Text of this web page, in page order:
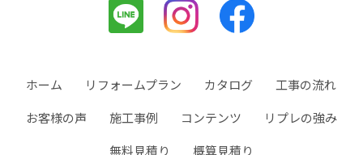
ホーム リフォームプラン カタログ
工事の流れ
お客様の声
施工事例 コンテンツ
リプレの強み
無料見積り
概算見積り